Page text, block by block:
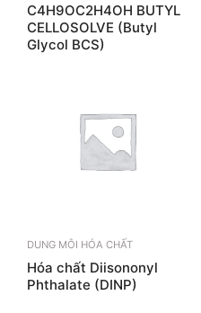
C4H9OC2H4OH BUTYL
CELLOSOLVE (Butyl
Glycol BCS)
DUNG MÔI HÓA CHẤT
Hóa chất Diisononyl
Phthalate (DINP)